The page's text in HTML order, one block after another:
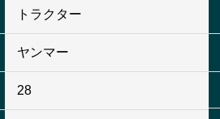
トラクター
ヤンマー
28